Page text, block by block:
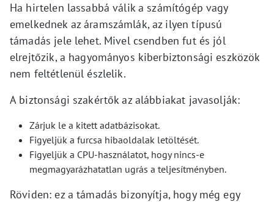
Ha hirtelen lassabbá válik a számítógép vagy
emelkednek az áramszámlák, az ilyen típusú
támadás jele lehet. Mivel csendben fut és jól
elrejtőzik, a hagyományos kiberbiztonsági eszközök
nem feltétlenül észlelik.
A biztonsági szakértők az alábbiakat javasolják:
Zárjuk le a kitett adatbázisokat.
Figyeljük a furcsa hibaoldalak letöltését.
Figyeljük a CPU-használatot, hogy nincs-e
megmagyarázhatatlan ugrás a teljesítményben.
Röviden: ez a támadás bizonyítja, hogy még egy